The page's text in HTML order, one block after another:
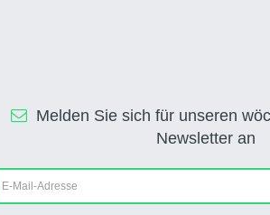
Melden Sie sich für unseren
Newsletter an